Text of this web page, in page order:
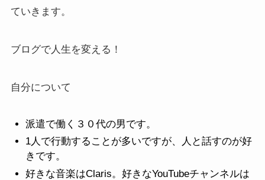
ていきます。
ブログで人生を変える！
自分について
派遣で働く３０代の男です。
1人で行動することが多いですが、人と話すのが好
きです。
好きな音楽はClaris。好きなYouTubeチャンネルは